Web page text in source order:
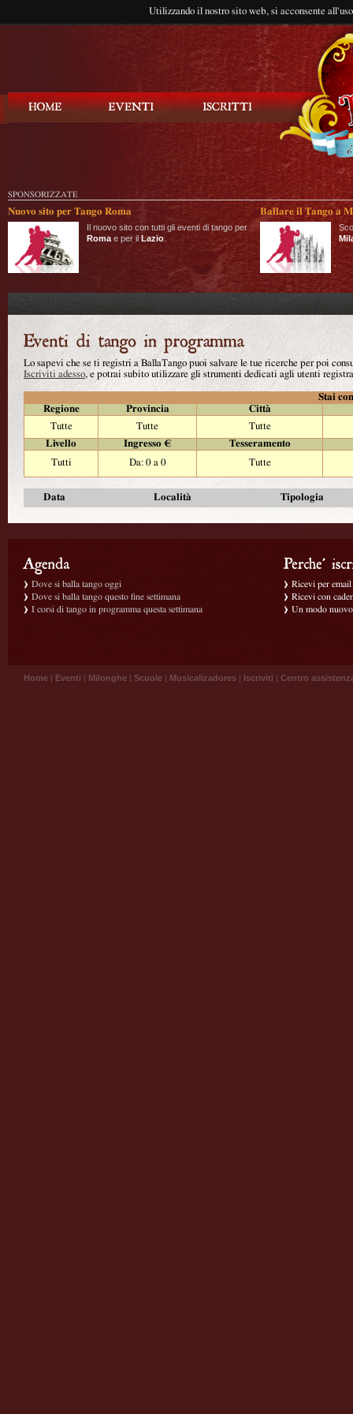
Utilizzando il nostro sito web, si acconsente
SPONSORIZZATE
Nuovo sito per Tango Roma
Il nuovo sito con tutti gli eventi di tango per
Roma e per il Lazio
Ballare il Tango a
Lo sapevi che se ti registri a BallaTango puoi salvare le tue ricerche per poi
Iscriviti adesso, e potrai subito utilizzare gli strumenti dedicati agli utenti
Stai
Regione
Provincia
Città
Tutte
Tutte
Tutte
Livello
Ingresso €
Tesseramento
Tutti
Da: 0 a 0 Tutte
Data Località Tipologia
Dove si balla tango oggi
Dove si balla tango questo fine settimana
I corsi di tango in programma questa settimana
Ricevi per
Ricevi con
Un modo
Home | Eventi | Milonghe | Scuole | Musicalizadores | Iscriviti | Centro